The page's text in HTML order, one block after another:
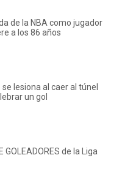
de la NBA como jugador
a los 86 años
lesiona al caer al túnel
un gol
GOLEADORES de la Liga